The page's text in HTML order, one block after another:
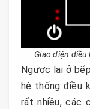
Giao diện điều
Ngược lại ở
hệ thống điều
rất nhiều, các